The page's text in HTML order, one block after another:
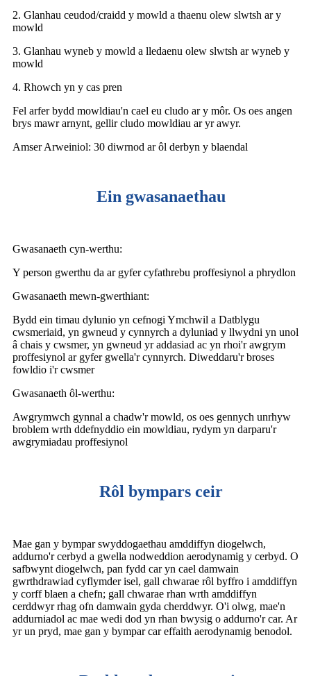
2. Glanhau ceudod/craidd y mowld a thaenu olew slwtsh ar y
mowld
3. Glanhau wyneb y mowld a lledaenu olew slwtsh ar wyneb y
mowld
4. Rhowch yn y cas pren
Fel arfer bydd mowldiau'n cael eu cludo ar y môr. Os oes angen
brys mawr arnynt, gellir cludo mowldiau ar yr awyr.
Amser Arweiniol: 30 diwrnod ar ôl derbyn y blaendal
Ein gwasanaethau
Gwasanaeth cyn-werthu:
Y person gwerthu da ar gyfer cyfathrebu proffesiynol a phrydlon
Gwasanaeth mewn-gwerthiant:
Bydd ein timau dylunio yn cefnogi Ymchwil a Datblygu
cwsmeriaid, yn gwneud y cynnyrch a dyluniad y llwydni yn unol
â chais y cwsmer, yn gwneud yr addasiad ac yn rhoi'r awgrym
proffesiynol ar gyfer gwella'r cynnyrch. Diweddaru'r broses
fowldio i'r cwsmer
Gwasanaeth ôl-werthu:
Awgrymwch gynnal a chadw'r mowld, os oes gennych unrhyw
broblem wrth ddefnyddio ein mowldiau, rydym yn darparu'r
awgrymiadau proffesiynol
Rôl bympars ceir
Mae gan y bympar swyddogaethau amddiffyn diogelwch,
addurno'r cerbyd a gwella nodweddion aerodynamig y cerbyd. O
safbwynt diogelwch, pan fydd car yn cael damwain
gwrthdrawiad cyflymder isel, gall chwarae rôl byffro i amddiffyn
y corff blaen a chefn; gall chwarae rhan wrth amddiffyn
cerddwyr rhag ofn damwain gyda cherddwyr. O'i olwg, mae'n
addurniadol ac mae wedi dod yn rhan bwysig o addurno'r car. Ar
yr un pryd, mae gan y bympar car effaith aerodynamig benodol.